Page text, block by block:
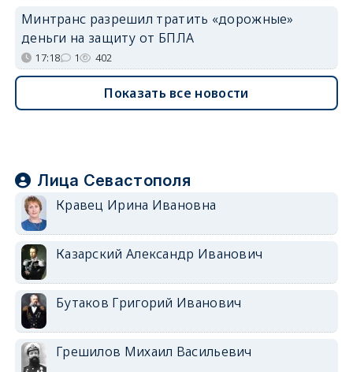
Минтранс разрешил тратить «дорожные»
деньги на защиту от БПЛА
17:18 1 402
Показать все новости
Лица Севастополя
Кравец Ирина Ивановна
Казарский Александр Иванович
Бутаков Григорий Иванович
Грешилов Михаил Васильевич